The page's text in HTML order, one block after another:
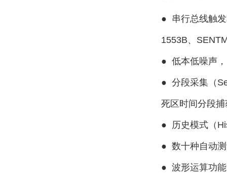
● 串行总线触
1553B、
● 低本低噪声
● 分段采集（
死区时间分段
● 历史模式（
● 数十种自动
● 波形运算功